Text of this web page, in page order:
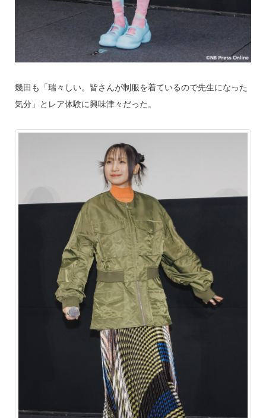
幾田も「瑞々しい。皆さんが制服を着ているので先生になった
気分」とレア体験に興味津々だった。